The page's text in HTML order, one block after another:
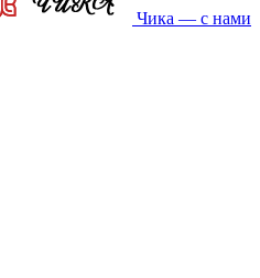
Чика — с нами